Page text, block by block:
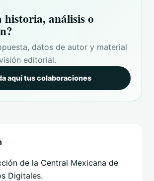
historia, análisis o
datos de autor y material
editorial.
aquí tus colaboraciones
de la Central Mexicana de
Digitales.